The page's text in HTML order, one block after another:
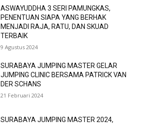
ASWAYUDDHA 3 SERI PAMUNGKAS,
PENENTUAN SIAPA YANG BERHAK
MENJADI RAJA, RATU, DAN SKUAD
TERBAIK
9 Agustus 2024
SURABAYA JUMPING MASTER GELAR
JUMPING CLINIC BERSAMA PATRICK VAN
DER SCHANS
21 Februari 2024
SURABAYA JUMPING MASTER 2024,